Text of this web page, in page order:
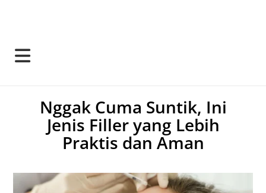
Nggak Cuma Suntik, Ini
Jenis Filler yang Lebih
Praktis dan Aman